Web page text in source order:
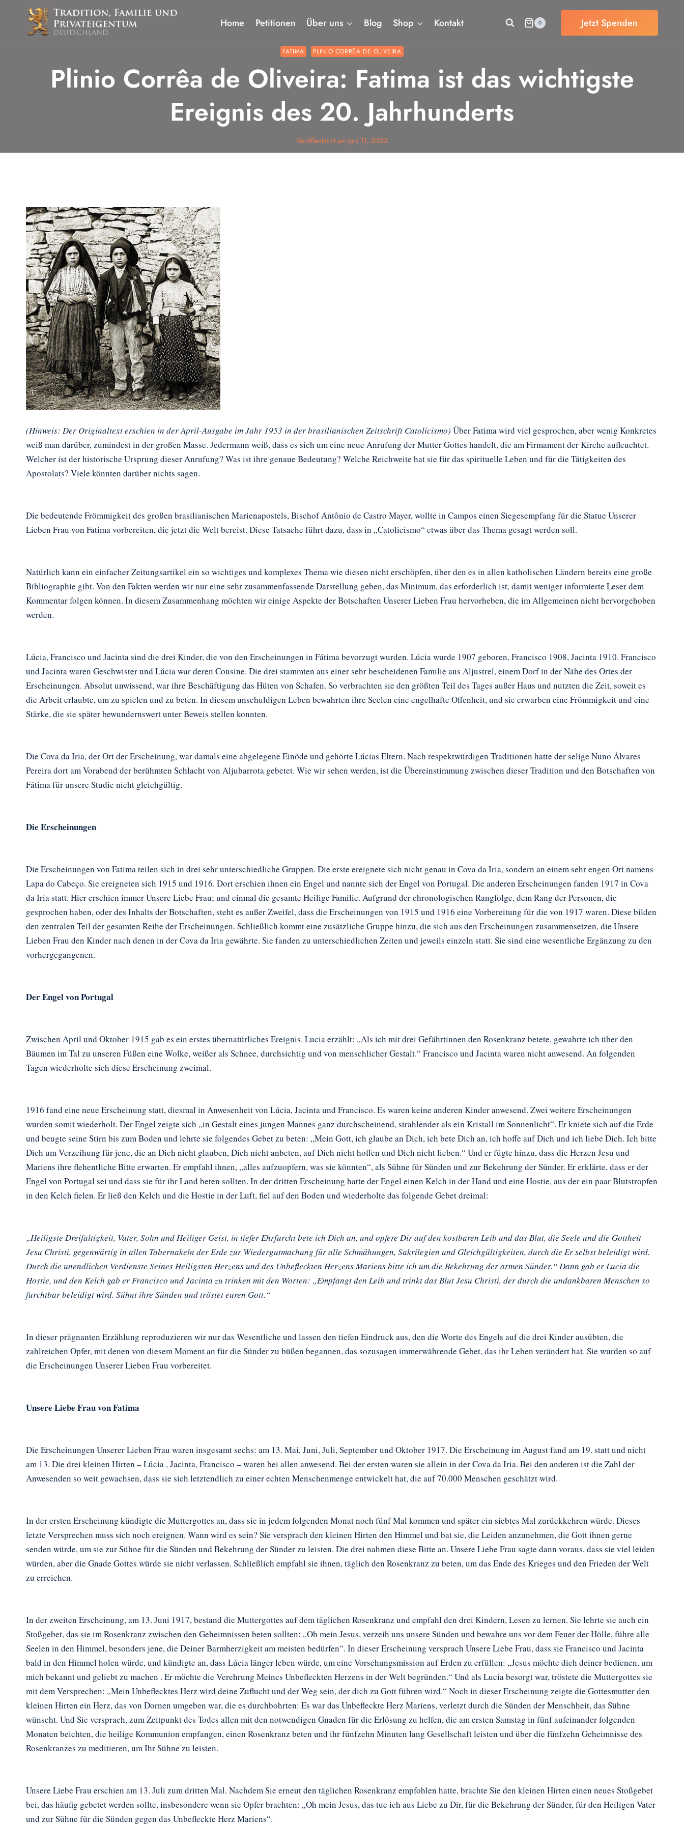
springen
Home Petitionen Über uns Blog Shop Kontakt 0 Jetzt Spenden
FATIMA PLINIO CORRÊA DE OLIVEIRA
Plinio Corrêa de Oliveira: Fatima ist das wichtigste
Ereignis des 20. Jahrhunderts
Veröffentlicht am Juni 11, 2020
(Hinweis: Der Originaltext erschien in der April-Ausgabe im Jahr 1953 in der brasilianischen Zeitschrift Catolicismo) Über Fatima wird viel gesprochen, aber wenig Konkretes
weiß man darüber, zumindest in der großen Masse. Jedermann weiß, dass es sich um eine neue Anrufung der Mutter Gottes handelt, die am Firmament der Kirche aufleuchtet.
Welcher ist der historische Ursprung dieser Anrufung? Was ist ihre genaue Bedeutung? Welche Reichweite hat sie für das spirituelle Leben und für die Tätigkeiten des
Apostolats? Viele könnten darüber nichts sagen.
Die bedeutende Frömmigkeit des großen brasilianischen Marienapostels, Bischof Antônio de Castro Mayer, wollte in Campos einen Siegesempfang für die Statue Unserer
Lieben Frau von Fatima vorbereiten, die jetzt die Welt bereist. Diese Tatsache führt dazu, dass in „Catolicismo“ etwas über das Thema gesagt werden soll.
Natürlich kann ein einfacher Zeitungsartikel ein so wichtiges und komplexes Thema wie diesen nicht erschöpfen, über den es in allen katholischen Ländern bereits eine große
Bibliographie gibt. Von den Fakten werden wir nur eine sehr zusammenfassende Darstellung geben, das Minimum, das erforderlich ist, damit weniger informierte Leser dem
Kommentar folgen können. In diesem Zusammenhang möchten wir einige Aspekte der Botschaften Unserer Lieben Frau hervorheben, die im Allgemeinen nicht hervorgehoben
werden.
Lúcia, Francisco und Jacinta sind die drei Kinder, die von den Erscheinungen in Fátima bevorzugt wurden. Lúcia wurde 1907 geboren, Francisco 1908, Jacinta 1910. Francisco
und Jacinta waren Geschwister und Lúcia war deren Cousine. Die drei stammten aus einer sehr bescheidenen Familie aus Aljustrel, einem Dorf in der Nähe des Ortes der
Erscheinungen. Absolut unwissend, war ihre Beschäftigung das Hüten von Schafen. So verbrachten sie den größten Teil des Tages außer Haus und nutzten die Zeit, soweit es
die Arbeit erlaubte, um zu spielen und zu beten. In diesem unschuldigen Leben bewahrten ihre Seelen eine engelhafte Offenheit, und sie erwarben eine Frömmigkeit und eine
Stärke, die sie später bewundernswert unter Beweis stellen konnten.
Die Cova da Iria, der Ort der Erscheinung, war damals eine abgelegene Einöde und gehörte Lúcias Eltern. Nach respektwürdigen Traditionen hatte der selige Nuno Álvares
Pereira dort am Vorabend der berühmten Schlacht von Aljubarrota gebetet. Wie wir sehen werden, ist die Übereinstimmung zwischen dieser Tradition und den Botschaften von
Fátima für unsere Studie nicht gleichgültig.
Die Erscheinungen
Die Erscheinungen von Fatima teilen sich in drei sehr unterschiedliche Gruppen. Die erste ereignete sich nicht genau in Cova da Iria, sondern an einem sehr engen Ort namens
Lapa do Cabeço. Sie ereigneten sich 1915 und 1916. Dort erschien ihnen ein Engel und nannte sich der Engel von Portugal. Die anderen Erscheinungen fanden 1917 in Cova
da Iria statt. Hier erschien immer Unsere Liebe Frau; und einmal die gesamte Heilige Familie. Aufgrund der chronologischen Rangfolge, dem Rang der Personen, die
gesprochen haben, oder des Inhalts der Botschaften, steht es außer Zweifel, dass die Erscheinungen von 1915 und 1916 eine Vorbereitung für die von 1917 waren. Diese bilden
den zentralen Teil der gesamten Reihe der Erscheinungen. Schließlich kommt eine zusätzliche Gruppe hinzu, die sich aus den Erscheinungen zusammensetzen, die Unsere
Lieben Frau den Kinder nach denen in der Cova da Iria gewährte. Sie fanden zu unterschiedlichen Zeiten und jeweils einzeln statt. Sie sind eine wesentliche Ergänzung zu den
vorhergegangenen.
Der Engel von Portugal
Zwischen April und Oktober 1915 gab es ein erstes übernatürliches Ereignis. Lucia erzählt: „Als ich mit drei Gefährtinnen den Rosenkranz betete, gewahrte ich über den
Bäumen im Tal zu unseren Füßen eine Wolke, weißer als Schnee, durchsichtig und von menschlicher Gestalt.“ Francisco und Jacinta waren nicht anwesend. An folgenden
Tagen wiederholte sich diese Erscheinung zweimal.
1916 fand eine neue Erscheinung statt, diesmal in Anwesenheit von Lúcia, Jacinta und Francisco. Es waren keine anderen Kinder anwesend. Zwei weitere Erscheinungen
wurden somit wiederholt. Der Engel zeigte sich „in Gestalt eines jungen Mannes ganz durchscheinend, strahlender als ein Kristall im Sonnenlicht“. Er kniete sich auf die Erde
und beugte seine Stirn bis zum Boden und lehrte sie folgendes Gebet zu beten: „Mein Gott, ich glaube an Dich, ich bete Dich an, ich hoffe auf Dich und ich liebe Dich. Ich bitte
Dich um Verzeihung für jene, die an Dich nicht glauben, Dich nicht anbeten, auf Dich nicht hoffen und Dich nicht lieben.“ Und er fügte hinzu, dass die Herzen Jesu und
Mariens ihre flehentliche Bitte erwarten. Er empfahl ihnen, „alles aufzuopfern, was sie könnten“, als Sühne für Sünden und zur Bekehrung der Sünder. Er erklärte, dass er der
Engel von Portugal sei und dass sie für ihr Land beten sollten. In der dritten Erscheinung hatte der Engel einen Kelch in der Hand und eine Hostie, aus der ein paar Blutstropfen
in den Kelch fielen. Er ließ den Kelch und die Hostie in der Luft, fiel auf den Boden und wiederholte das folgende Gebet dreimal:
„Heiligste Dreifaltigkeit, Vater, Sohn und Heiliger Geist, in tiefer Ehrfurcht bete ich Dich an, und opfere Dir auf den kostbaren Leib und das Blut, die Seele und die Gottheit
Jesu Christi, gegenwärtig in allen Tabernakeln der Erde zur Wiedergutmachung für alle Schmähungen, Sakrilegien und Gleichgültigkeiten, durch die Er selbst beleidigt wird.
Durch die unendlichen Verdienste Seines Heiligsten Herzens und des Unbefleckten Herzens Mariens bitte ich um die Bekehrung der armen Sünder.“ Dann gab er Lucia die
Hostie, und den Kelch gab er Francisco und Jacinta zu trinken mit den Worten: „Empfangt den Leib und trinkt das Blut Jesu Christi, der durch die undankbaren Menschen so
furchtbar beleidigt wird. Sühnt ihre Sünden und tröstet euren Gott.“
In dieser prägnanten Erzählung reproduzieren wir nur das Wesentliche und lassen den tiefen Eindruck aus, den die Worte des Engels auf die drei Kinder ausübten, die
zahlreichen Opfer, mit denen von diesem Moment an für die Sünder zu büßen begannen, das sozusagen immerwährende Gebet, das ihr Leben verändert hat. Sie wurden so auf
die Erscheinungen Unserer Lieben Frau vorbereitet.
Unsere Liebe Frau von Fatima
Die Erscheinungen Unserer Lieben Frau waren insgesamt sechs: am 13. Mai, Juni, Juli, September und Oktober 1917. Die Erscheinung im August fand am 19. statt und nicht
am 13. Die drei kleinen Hirten – Lúcia , Jacinta, Francisco – waren bei allen anwesend. Bei der ersten waren sie allein in der Cova da Iria. Bei den anderen ist die Zahl der
Anwesenden so weit gewachsen, dass sie sich letztendlich zu einer echten Menschenmenge entwickelt hat, die auf 70.000 Menschen geschätzt wird.
In der ersten Erscheinung kündigte die Muttergottes an, dass sie in jedem folgenden Monat noch fünf Mal kommen und später ein siebtes Mal zurückkehren würde. Dieses
letzte Versprechen muss sich noch ereignen. Wann wird es sein? Sie versprach den kleinen Hirten den Himmel und bat sie, die Leiden anzunehmen, die Gott ihnen gerne
senden würde, um sie zur Sühne für die Sünden und Bekehrung der Sünder zu leisten. Die drei nahmen diese Bitte an. Unsere Liebe Frau sagte dann voraus, dass sie viel leiden
würden, aber die Gnade Gottes würde sie nicht verlassen. Schließlich empfahl sie ihnen, täglich den Rosenkranz zu beten, um das Ende des Krieges und den Frieden der Welt
zu erreichen.
In der zweiten Erscheinung, am 13. Juni 1917, bestand die Muttergottes auf dem täglichen Rosenkranz und empfahl den drei Kindern, Lesen zu lernen. Sie lehrte sie auch ein
Stoßgebet, das sie im Rosenkranz zwischen den Geheimnissen beten sollten: „Oh mein Jesus, verzeih uns unsere Sünden und bewahre uns vor dem Feuer der Hölle, führe alle
Seelen in den Himmel, besonders jene, die Deiner Barmherzigkeit am meisten bedürfen“. In dieser Erscheinung versprach Unsere Liebe Frau, dass sie Francisco und Jacinta
bald in den Himmel holen würde, und kündigte an, dass Lúcia länger leben würde, um eine Vorsehungsmission auf Erden zu erfüllen: „Jesus möchte dich deiner bedienen, um
mich bekannt und geliebt zu machen . Er möchte die Verehrung Meines Unbefleckten Herzens in der Welt begründen.“ Und als Lucia besorgt war, tröstete die Muttergottes sie
mit dem Versprechen: „Mein Unbeflecktes Herz wird deine Zuflucht und der Weg sein, der dich zu Gott führen wird.“ Noch in dieser Erscheinung zeigte die Gottesmutter den
kleinen Hirten ein Herz, das von Dornen umgeben war, die es durchbohrten: Es war das Unbefleckte Herz Mariens, verletzt durch die Sünden der Menschheit, das Sühne
wünscht. Und Sie versprach, zum Zeitpunkt des Todes allen mit den notwendigen Gnaden für die Erlösung zu helfen, die am ersten Samstag in fünf aufeinander folgenden
Monaten beichten, die heilige Kommunion empfangen, einen Rosenkranz beten und ihr fünfzehn Minuten lang Gesellschaft leisten und über die fünfzehn Geheimnisse des
Rosenkranzes zu meditieren, um Ihr Sühne zu leisten.
Unsere Liebe Frau erschien am 13. Juli zum dritten Mal. Nachdem Sie erneut den täglichen Rosenkranz empfohlen hatte, brachte Sie den kleinen Hirten einen neues Stoßgebet
bei, das häufig gebetet werden sollte, insbesondere wenn sie Opfer brachten: „Oh mein Jesus, das tue ich aus Liebe zu Dir, für die Bekehrung der Sünder, für den Heiligen Vater
und zur Sühne für die Sünden gegen das Unbefleckte Herz Mariens“.